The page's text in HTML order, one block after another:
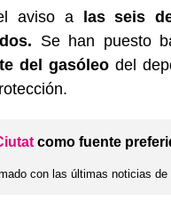
aviso alas seis
Se han puesto
del gasóleodel
como fuente
con las últimas noticias de